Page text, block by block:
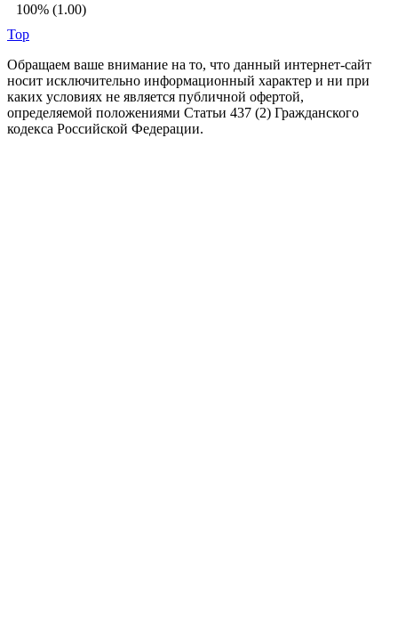
100% (1.00)
Top
Обращаем ваше внимание на то, что данный интернет-сайт
носит исключительно информационный характер и ни при
каких условиях не является публичной офертой,
определяемой положениями Статьи 437 (2) Гражданского
кодекса Российской Федерации.